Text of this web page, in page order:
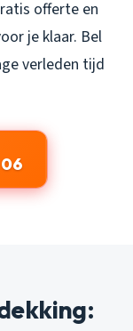
offerte en
je klaar. Bel
verleden tijd